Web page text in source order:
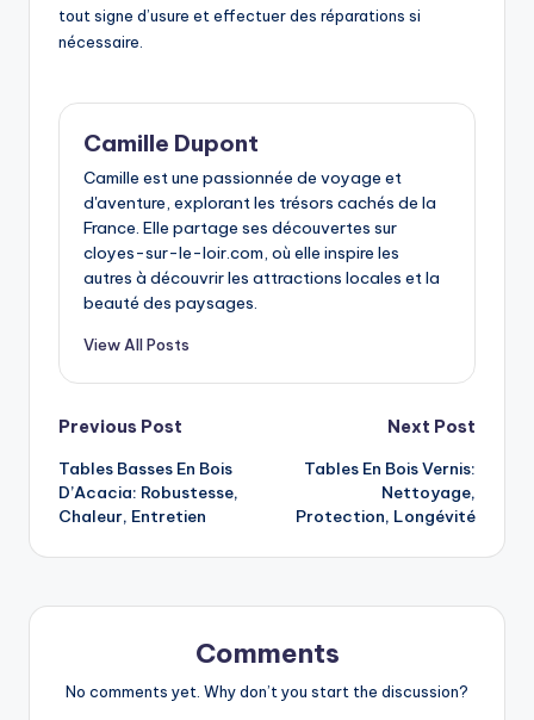
tout signe d’usure et effectuer des réparations si
nécessaire.
Camille Dupont
Camille est une passionnée de voyage et
d'aventure, explorant les trésors cachés de la
France. Elle partage ses découvertes sur
cloyes-sur-le-loir.com, où elle inspire les
autres à découvrir les attractions locales et la
beauté des paysages.
View All Posts
Post
navigation
Previous Post
Tables Basses En Bois
D’Acacia: Robustesse,
Chaleur, Entretien
Next Post
Tables En Bois Vernis:
Nettoyage,
Protection, Longévité
Comments
No comments yet. Why don’t you start the discussion?